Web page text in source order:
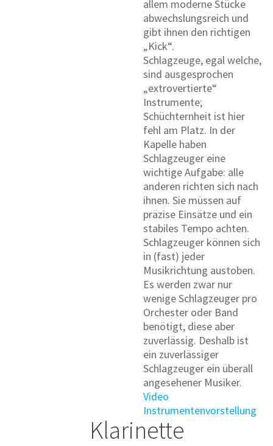
allem moderne Stücke
abwechslungsreich und
gibt ihnen den richtigen
„Kick“.
Schlagzeuge, egal welche,
sind ausgesprochen
„extrovertierte“
Instrumente;
Schüchternheit ist hier
fehl am Platz. In der
Kapelle haben
Schlagzeuger eine
wichtige Aufgabe: alle
anderen richten sich nach
ihnen. Sie müssen auf
präzise Einsätze und ein
stabiles Tempo achten.
Schlagzeuger können sich
in (fast) jeder
Musikrichtung austoben.
Es werden zwar nur
wenige Schlagzeuger pro
Orchester oder Band
benötigt, diese aber
zuverlässig. Deshalb ist
ein zuverlässiger
Schlagzeuger ein überall
angesehener Musiker.
Video
Instrumentenvorstellung
Klarinette